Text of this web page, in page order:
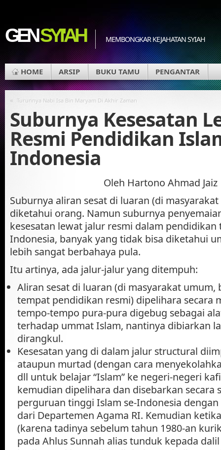
GENSYI'AH MEMBONGKAR KEJAHATAN SYIAH
HOME ARSIP BUKU TAMU PENGANTAR
« Turunnya Nabi Isa Bin Maryam Di Akhir Zaman
Suburnya Kesesatan
Resmi Pendidikan
Indonesia
Oleh Hartono Ahmad Jaiz
Suburnya aliran sesat di luaran (di
diketahui orang. Namun suburnya
kesesatan lewat jalur resmi dalam pendidikan
Indonesia, banyak yang tidak bisa diketahui
lebih sangat berbahaya pula.
Itu artinya, ada jalur-jalur yang ditempuh:
Aliran sesat di luaran (di masyarakat umum,
tempat pendidikan resmi) dipelihara secara
tempo-tempo pura-pura digebug sebagai
terhadap ummat Islam, nantinya dibiarkan
dirangkul.
Kesesatan yang di dalam jalur structural
ataupun murtad (dengan cara
dll untuk belajar “Islam” ke negeri-negeri
kemudian dipelihara dan disebarkan secara
perguruan tinggi Islam se-Indonesia
dari Departemen Agama RI. Kemudian
(karena tadinya sebelum tahun 1980-an
pada Ahlus Sunnah alias tunduk kepada dalil